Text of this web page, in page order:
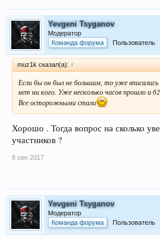
Yevgeni Tsyganov
Модератор
Команда форума
Пользователь
muz1k сказал(а): ↑
Если бы он был не большим, то уже
нет ни кого. Уже несколько часов прошло и
Все осторожными стали
Хорошо . Тогда вопрос на сколько
участников ?
8 сен 2017
Yevgeni Tsyganov
Модератор
Команда форума
Пользователь